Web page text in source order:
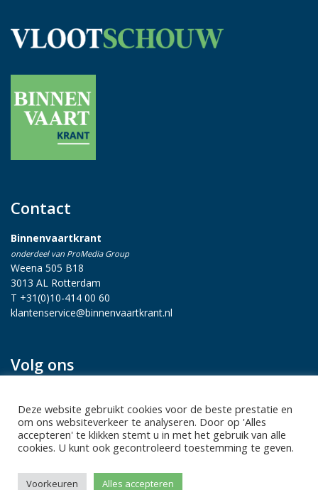
Contact
Binnenvaartkrant
onderdeel van ProMedia Group
Weena 505 B18
3013 AL Rotterdam
T +31(0)10-414 00 60
klantenservice@binnenvaartkrant.nl
Volg ons
Privacy statement|Sitemap|Disclaimer
Deze website gebruikt cookies voor de beste prestatie en
om ons websiteverkeer te analyseren. Door op 'Alles
accepteren' te klikken stemt u in met het gebruik van alle
cookies. U kunt ook gecontroleerd toestemming te geven.
Voorkeuren Alles accepteren